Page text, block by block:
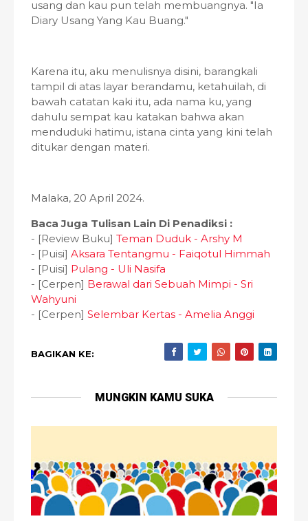
usang dan kau pun telah membuangnya. "Ia
Diary Usang Yang Kau Buang."
Karena itu, aku menulisnya disini, barangkali
tampil di atas layar berandamu, ketahuilah, di
bawah catatan kaki itu, ada nama ku, yang
dahulu sempat kau katakan bahwa akan
menduduki hatimu, istana cinta yang kini telah
ditukar dengan materi.
Malaka, 20 April 2024.
Baca Juga Tulisan Lain Di Penadiksi :
- [Review Buku] Teman Duduk - Arshy M
- [Puisi] Aksara Tentangmu - Faiqotul Himmah
- [Puisi] Pulang - Uli Nasifa
- [Cerpen] Berawal dari Sebuah Mimpi - Sri
Wahyuni
- [Cerpen] Selembar Kertas - Amelia Anggi
BAGIKAN KE:
MUNGKIN KAMU SUKA